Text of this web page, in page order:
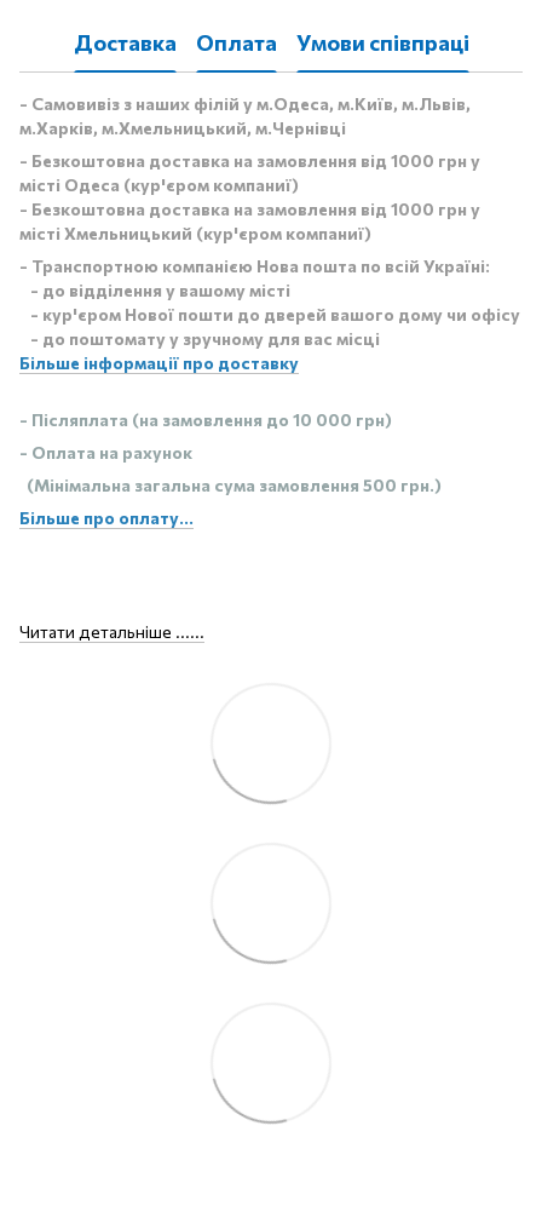
Доставка Оплата Умови співпраці
- Самовивіз з наших філій у м.Одеса, м.Київ, м.Львів,
м.Харків, м.Хмельницький, м.Чернівці
- Безкоштовна доставка на замовлення від 1000 грн у
місті Одеса (кур'єром компаниї)
- Безкоштовна доставка на замовлення від 1000 грн у
місті Хмельницький (кур'єром компаниї)
- Транспортною компанією Нова пошта по всій Україні:
- до відділення у вашому місті
- кур'єром Нової пошти до дверей вашого дому чи офісу
- до поштомату у зручному для вас місці
Більше інформації про доставку
- Післяплата (на замовлення до 10 000 грн)
- Оплата на рахунок
(Мінімальна загальна сума замовлення 500 грн.)
Більше про оплату...
Читати детальніше ......